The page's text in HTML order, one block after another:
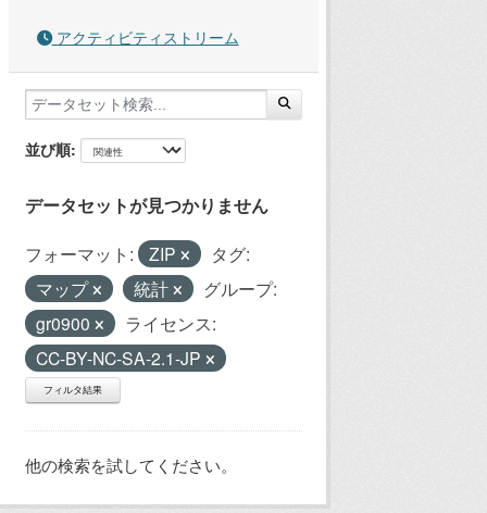
アクティビティストリーム
並び順
データセットが見つかりません
フォーマット: ZIP
タグ:
マップ
統計
グループ:
gr0900
ライセンス:
CC-BY-NC-SA-2.1-JP
フィルタ結果
他の検索を試してください。